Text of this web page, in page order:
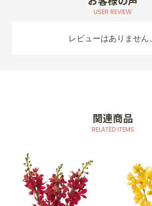
USER REVIEW
レビューはありません。
関連商品
RELATED ITEMS